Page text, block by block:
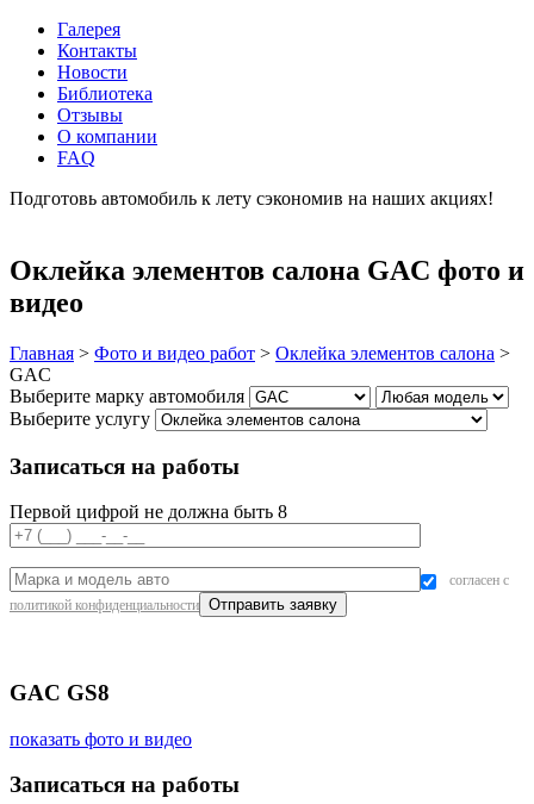
Галерея
Контакты
Новости
Библиотека
Отзывы
О компании
FAQ
Подготовь автомобиль к лету сэкономив на наших акциях!
Оклейка элементов салона GAC фото и
видео
Главная > Фото и видео работ > Оклейка элементов салона >
GAC
Выберите марку автомобиля
Выберите услугу
Записаться на работы
Первой цифрой не должна быть 8
согласен с
политикой конфиденциальности
GAC GS8
показать фото и видео
Записаться на работы